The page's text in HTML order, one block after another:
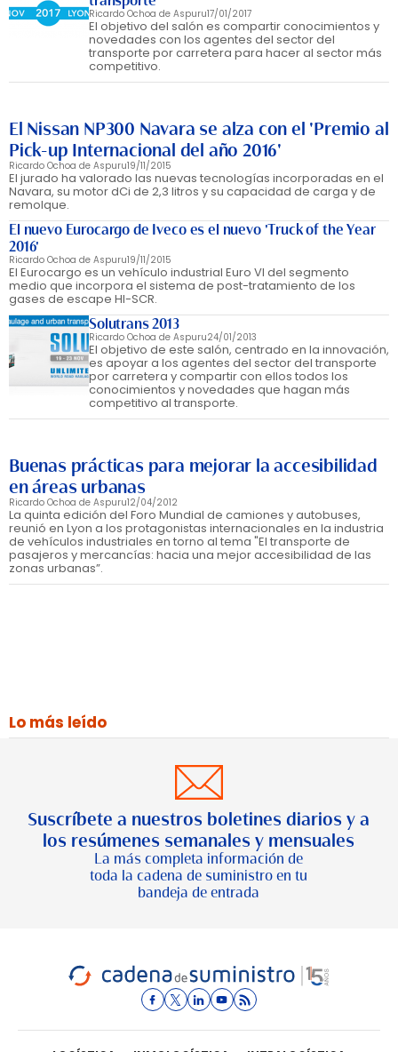
Ricardo Ochoa de Aspuru17/01/2017
El objetivo del salón es compartir conocimientos y
novedades con los agentes del sector del
transporte por carretera para hacer al sector más
competitivo.
El Nissan NP300 Navara se alza con el 'Premio al
Pick-up Internacional del año 2016'
Ricardo Ochoa de Aspuru19/11/2015
El jurado ha valorado las nuevas tecnologías incorporadas en el
Navara, su motor dCi de 2,3 litros y su capacidad de carga y de
remolque.
El nuevo Eurocargo de Iveco es el nuevo 'Truck of the Year
2016'
Ricardo Ochoa de Aspuru19/11/2015
El Eurocargo es un vehículo industrial Euro VI del segmento
medio que incorpora el sistema de post-tratamiento de los
gases de escape HI-SCR.
Solutrans 2013
Ricardo Ochoa de Aspuru24/01/2013
El objetivo de este salón, centrado en la innovación,
es apoyar a los agentes del sector del transporte
por carretera y compartir con ellos todos los
conocimientos y novedades que hagan más
competitivo al transporte.
Buenas prácticas para mejorar la accesibilidad
en áreas urbanas
Ricardo Ochoa de Aspuru12/04/2012
La quinta edición del Foro Mundial de camiones y autobuses,
reunió en Lyon a los protagonistas internacionales en la industria
de vehículos industriales en torno al tema "El transporte de
pasajeros y mercancías: hacia una mejor accesibilidad de las
zonas urbanas”.
Lo más leído
Suscríbete a nuestros boletines diarios y a
los resúmenes semanales y mensuales
La más completa información de
toda la cadena de suministro en tu
bandeja de entrada